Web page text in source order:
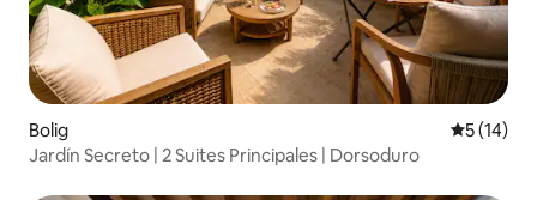
Bolig 5 ud af 5 i
5 (14)
Jardín Secreto | 2 Suites Principales | Dorsoduro